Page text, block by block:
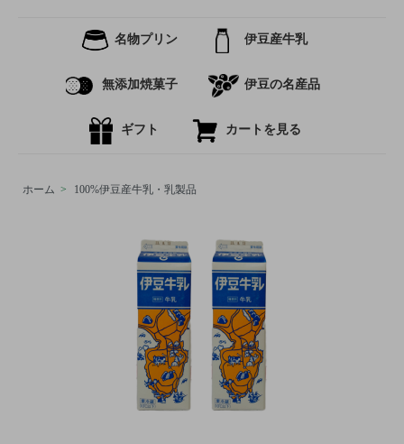
名物プリン 伊豆産牛乳
無添加焼菓子 伊豆の名産品
ギフト カートを見る
ホーム > 100%伊豆産牛乳・乳製品